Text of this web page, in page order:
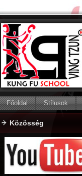
Főoldal Stílusok
Közösség